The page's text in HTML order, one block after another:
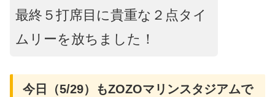
最終５打席目に貴重な２点タイ
ムリーを放ちました！
今日（5/29）もZOZOマリンスタジアムで